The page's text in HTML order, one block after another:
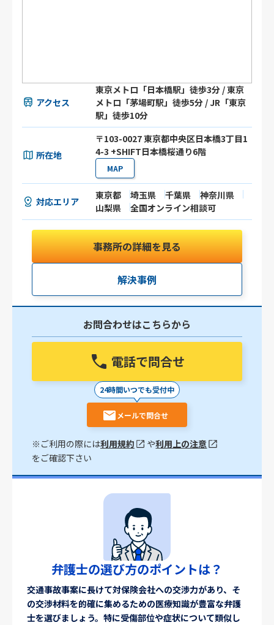
アクセス
東京メトロ「日本橋駅」徒歩3分 / 東京
メトロ「茅場町駅」徒歩5分 / JR「東京
駅」徒歩10分
所在地
〒103-0027 東京都中央区日本橋3丁目1
4-3 +SHIFT日本橋桜通り6階
MAP
対応エリア
東京都 埼玉県 千葉県
神奈川県
山梨県
全国オンライン相談可
事務所の詳細を見る
解決事例
お問合わせはこちらから
電話で問合せ
24時間いつでも受付中
メールで問合せ
※ご利用の際には利用規約 や利用上の注意
をご確認下さい
弁護士の選び方のポイントは？
交通事故事案に長けて対保険会社への交渉力があり、そ
の交渉材料を的確に集めるための医療知識が豊富な弁護
士を選びましょう。特に受傷部位や症状について類似し